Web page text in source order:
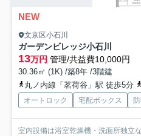
NEW
文京区小石川
ガーデンビレッジ小石川
13万円 管理/共益費10,000円
30.36㎡ (1K) /築8年 /3階建
丸ノ内線「茗荷谷」駅 徒歩5分
オートロック 宅配ボックス
室内設備は浴室乾燥機・洗面所独立